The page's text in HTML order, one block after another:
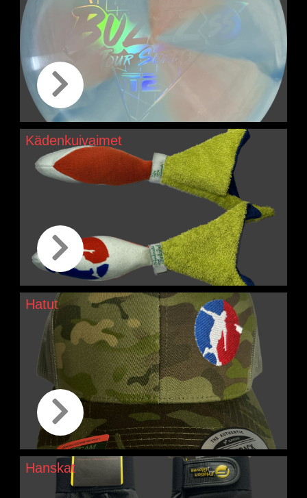
Kädenkuivaimet
Hatut
Hanskat